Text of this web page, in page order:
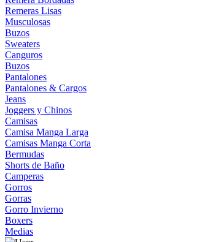
Remeras Lisas
Musculosas
Buzos
Sweaters
Canguros
Buzos
Pantalones
Pantalones & Cargos
Jeans
Joggers y Chinos
Camisas
Camisa Manga Larga
Camisas Manga Corta
Bermudas
Shorts de Baño
Camperas
Gorros
Gorras
Gorro Invierno
Boxers
Medias